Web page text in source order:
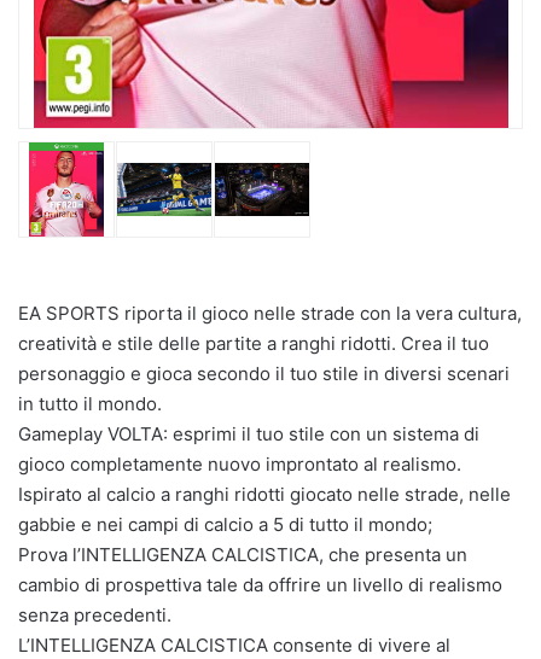
EA SPORTS riporta il gioco nelle strade con la vera cultura,
creatività e stile delle partite a ranghi ridotti. Crea il tuo
personaggio e gioca secondo il tuo stile in diversi scenari
in tutto il mondo.
Gameplay VOLTA: esprimi il tuo stile con un sistema di
gioco completamente nuovo improntato al realismo.
Ispirato al calcio a ranghi ridotti giocato nelle strade, nelle
gabbie e nei campi di calcio a 5 di tutto il mondo;
Prova l’INTELLIGENZA CALCISTICA, che presenta un
cambio di prospettiva tale da offrire un livello di realismo
senza precedenti.
L’INTELLIGENZA CALCISTICA consente di vivere al